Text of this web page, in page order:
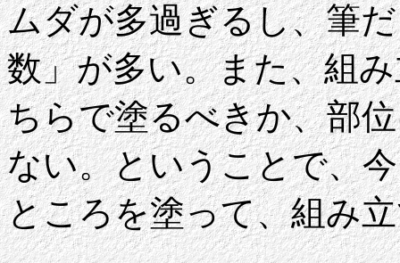
ムダが多過ぎるし、筆
数」が多い。また、組
ちらで塗るべきか、部
ない。ということで、
ところを塗って、組み